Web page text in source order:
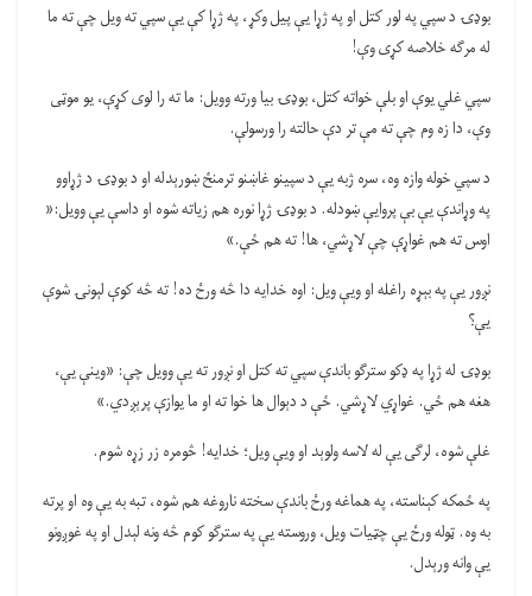
بوډۍ د سپي په لور کتل او په ژړا یې پیل وکړ، په ژړا کې یې سپي ته ويل چې ته ما
له مرګه خلاصه کړی وې!
سپي غلي یوې او بلې خواته کتل، بوډۍ بیا ورته وویل: ما ته را لوی کړې، یو موټی
وې، دا زه وم چې ته مې تر دې حالته را ورسولې.
د سپي خوله وازه وه، سره ژبه یې د سپینو غاښنو ترمنځ ښورېدله او د بوډۍ د ژړاوو
په وړاندې یې بې پروایې ښودله. د بوډۍ ژړا نوره هم زیاته شوه او داسې یې وویل:«
اوس ته هم غواړې چې لاړشي، ها! ته هم ځې.»
نږور یې په بېړه راغله او ویې ویل: اوه خدایه دا څه ورځ ده! ته څه کوې لېونۍ شوې
یې؟
بوډۍ له ژړا په ډکو سترګو باندې سپي ته کتل او نږور ته یې وویل چې: «وینې یې،
هغه هم ځي. غواړي لاړشي. ځې د دېوال ها خوا ته او ما یوازې پرېږدي.»
غلې شوه، لرګی یې له لاسه ولوېد او ویې ویل؛ خدایه! څومره زر زړه شوم.
په ځمکه کېناسته، په هماغه ورځ باندې سخته ناروغه هم شوه، تبه به یې وه او پرته
به وه. ټوله ورځ یې چټیات ویل، وروسته یې په سترګو کوم څه ونه لېدل او په غوږونو
یې وانه ورېدل.